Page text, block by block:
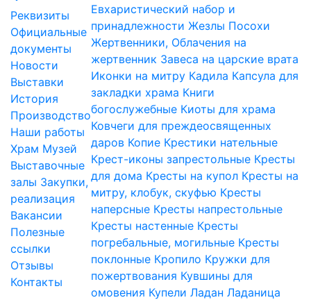
Реквизиты
Официальные
документы
Новости
Выставки
История
Производство
Наши работы
Храм Музей
Выставочные
залы Закупки,
реализация
Вакансии
Полезные
ссылки
Отзывы
Контакты
Евхаристический набор и
принадлежности Жезлы Посохи
Жертвенники, Облачения на
жертвенник Завеса на царские врата
Иконки на митру Кадила Капсула для
закладки храма Книги
богослужебные Киоты для храма
Ковчеги для преждеосвященных
даров Копие Крестики нательные
Крест-иконы запрестольные Кресты
для дома Кресты на купол Кресты на
митру, клобук, скуфью Кресты
наперсные Кресты напрестольные
Кресты настенные Кресты
погребальные, могильные Кресты
поклонные Кропило Кружки для
пожертвования Кувшины для
омовения Купели Ладан Ладаница